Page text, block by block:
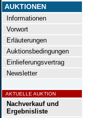
AUKTIONEN
Informationen
Vorwort
Erläuterungen
Auktionsbedingungen
Einlieferungsvertrag
Newsletter
AKTUELLE AUKTION
Nachverkauf und
Ergebnisliste